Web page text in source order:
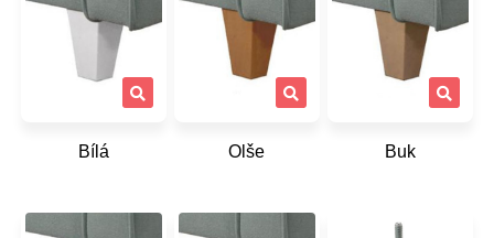
Bílá Olše Buk